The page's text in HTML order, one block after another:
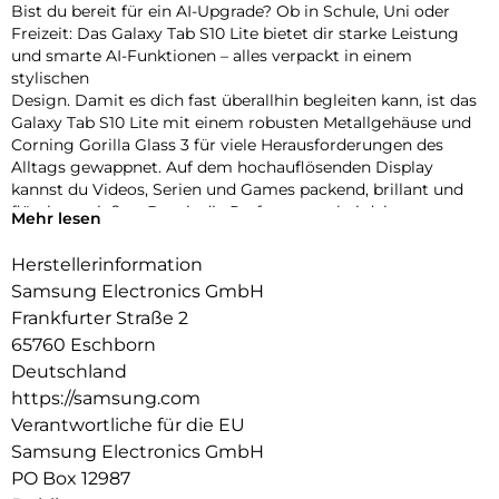
Bist du bereit für ein AI-Upgrade? Ob in Schule, Uni oder
Freizeit: Das Galaxy Tab S10 Lite bietet dir starke Leistung
und smarte AI-Funktionen – alles verpackt in einem
stylischen
Design. Damit es dich fast überallhin begleiten kann, ist das
Galaxy Tab S10 Lite mit einem robusten Metallgehäuse und
Corning Gorilla Glass 3 für viele Herausforderungen des
Alltags gewappnet. Auf dem hochauflösenden Display
kannst du Videos, Serien und Games packend, brillant und
flüssig genießen. Damit die Performance bei deinen
bleibt, treibt das starke Innenleben dein Galaxy Tab S10 Lite
Projekten kann dich das Galaxy Tab S10 Lite nach vorne
bringen.
Mit der Unterstützung von Google Gemini1 und Circle to
Search2 kannst du Informationen schnell finden und effizient
organisieren, ohne ständig zwischen Apps wechseln zu
müssen.
So kannst du Aufgaben zügig erledigen, um mehr Zeit für
das zu haben, was dir wichtig ist. Zum Beispiel für deine
kreativen Ideen. Der mitgelieferte S Pen verwandelt das
Mehr lesen
Herstellerinformation
Samsung Electronics GmbH
Frankfurter Straße 2
65760 Eschborn
Deutschland
https://samsung.com
Verantwortliche für die EU
Samsung Electronics GmbH
PO Box 12987